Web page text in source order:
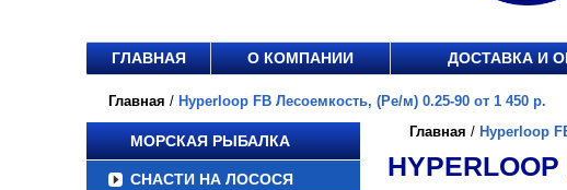
ГЛАВНАЯ О КОМПАНИИ ДОСТАВКА И
Главная / Hyperloop FB Лесоемкость, (Ре/м) 0.25-90 от 1 450 р.
МОРСКАЯ РЫБАЛКА
СНАСТИ НА ЛОСОСЯ
Главная / Hyperloop